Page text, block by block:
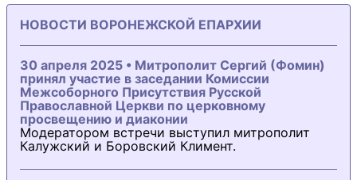
НОВОСТИ ВОРОНЕЖСКОЙ ЕПАРХИИ
30 апреля 2025 • Митрополит Сергий (Фомин)
принял участие в заседании Комиссии
Межсоборного Присутствия Русской
Православной Церкви по церковному
просвещению и диаконии
Модератором встречи выступил митрополит
Калужский и Боровский Климент.